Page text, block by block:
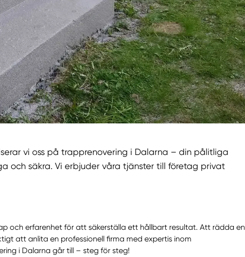
vi oss på trapprenovering i Dalarna – din pålitliga
och säkra. Vi erbjuder våra tjänster till företag privat
och erfarenhet för att säkerställa ett hållbart resultat. Att rädda en
att anlita en professionell firma med expertis inom
i Dalarna går till – steg för steg!